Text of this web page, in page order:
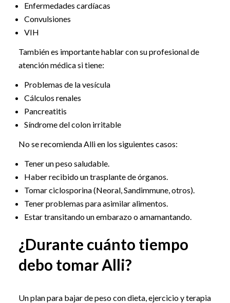
Enfermedades cardíacas
Convulsiones
VIH
También es importante hablar con su profesional de
atención médica si tiene:
Problemas de la vesícula
Cálculos renales
Pancreatitis
Síndrome del colon irritable
No se recomienda Alli en los siguientes casos:
Tener un peso saludable.
Haber recibido un trasplante de órganos.
Tomar ciclosporina (Neoral, Sandimmune, otros).
Tener problemas para asimilar alimentos.
Estar transitando un embarazo o amamantando.
¿Durante cuánto tiempo
debo tomar Alli?
Un plan para bajar de peso con dieta, ejercicio y terapia